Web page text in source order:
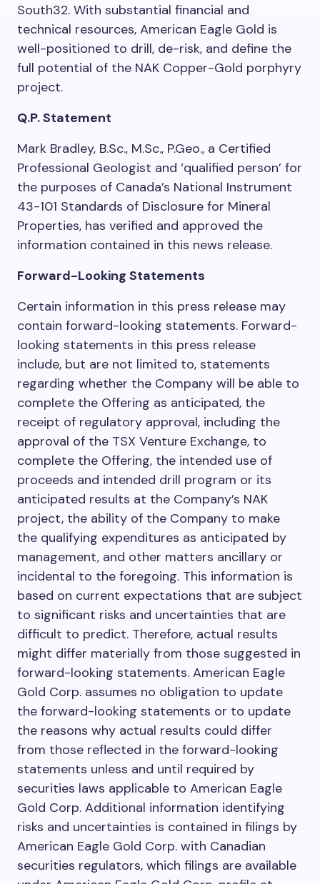
South32. With substantial financial and
technical resources, American Eagle Gold is
well-positioned to drill, de-risk, and define the
full potential of the NAK Copper-Gold porphyry
project.
Q.P. Statement
Mark Bradley, B.Sc., M.Sc., P.Geo., a Certified
Professional Geologist and ‘qualified person’ for
the purposes of Canada’s National Instrument
43-101 Standards of Disclosure for Mineral
Properties, has verified and approved the
information contained in this news release.
Forward-Looking Statements
Certain information in this press release may
contain forward-looking statements. Forward-
looking statements in this press release
include, but are not limited to, statements
regarding whether the Company will be able to
complete the Offering as anticipated, the
receipt of regulatory approval, including the
approval of the TSX Venture Exchange, to
complete the Offering, the intended use of
proceeds and intended drill program or its
anticipated results at the Company’s NAK
project, the ability of the Company to make
the qualifying expenditures as anticipated by
management, and other matters ancillary or
incidental to the foregoing. This information is
based on current expectations that are subject
to significant risks and uncertainties that are
difficult to predict. Therefore, actual results
might differ materially from those suggested in
forward-looking statements. American Eagle
Gold Corp. assumes no obligation to update
the forward-looking statements or to update
the reasons why actual results could differ
from those reflected in the forward-looking
statements unless and until required by
securities laws applicable to American Eagle
Gold Corp. Additional information identifying
risks and uncertainties is contained in filings by
American Eagle Gold Corp. with Canadian
securities regulators, which filings are available